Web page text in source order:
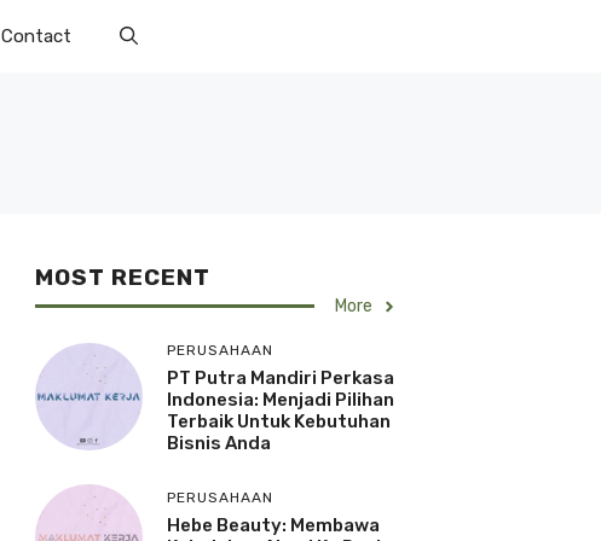
Contact
MOST RECENT
More
PERUSAHAAN
PT Putra Mandiri Perkasa
Indonesia: Menjadi Pilihan
Terbaik Untuk Kebutuhan
Bisnis Anda
PERUSAHAAN
Hebe Beauty: Membawa